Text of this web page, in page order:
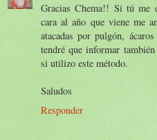
Gracias Chema!! Si tú me
cara al año que viene me
atacadas por pulgón,
tendré que informar
si utilizo este método.
Saludos
Responder